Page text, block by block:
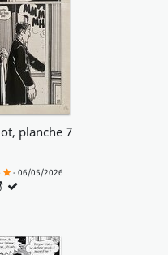
planche 7
- 06/05/2026